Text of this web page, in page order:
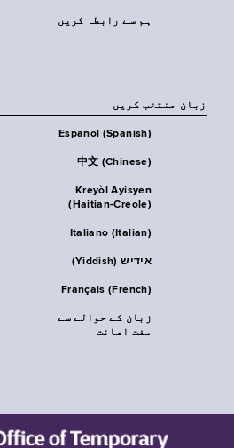
ہم سے رابطہ کریں
زبان منتخب کریں
Español (Spanish)
中文 (Chinese)
Kreyòl Ayisyen
(Haitian-Creole)
Italiano (Italian)
אידיש (Yiddish)
Français (French)
زبان کے حوالے سے
مفت اعانت